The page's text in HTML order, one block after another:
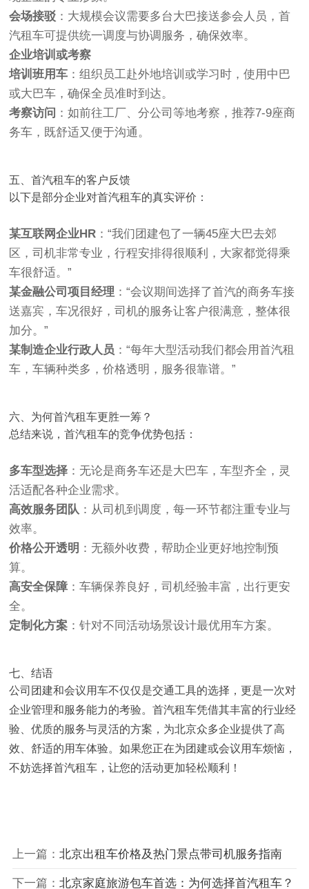
会场接驳 ：大规模会议需要多台大巴接送参会人员，首
汽租车可提供统一调度与协调服务，确保效率。
企业培训或考察
培训班用车 ：组织员工赴外地培训或学习时，使用中巴
或大巴车，确保全员准时到达。
考察访问 ：如前往工厂、分公司等地考察，推荐7-9座商
务车，既舒适又便于沟通。
五、首汽租车的客户反馈
以下是部分企业对首汽租车的真实评价：
某互联网企业HR ：“我们团建包了一辆45座大巴去郊
区，司机非常专业，行程安排得很顺利，大家都觉得乘
车很舒适。”
某金融公司项目经理 ：“会议期间选择了首汽的商务车接
送嘉宾，车况很好，司机的服务让客户很满意，整体很
加分。”
某制造企业行政人员 ：“每年大型活动我们都会用首汽租
车，车辆种类多，价格透明，服务很靠谱。”
六、为何首汽租车更胜一筹？
总结来说，首汽租车的竞争优势包括：
多车型选择 ：无论是商务车还是大巴车，车型齐全，灵
活适配各种企业需求。
高效服务团队 ：从司机到调度，每一环节都注重专业与
效率。
价格公开透明 ：无额外收费，帮助企业更好地控制预
算。
高安全保障 ：车辆保养良好，司机经验丰富，出行更安
全。
定制化方案 ：针对不同活动场景设计最优用车方案。
七、结语
公司团建和会议用车不仅仅是交通工具的选择，更是一次对
企业管理和服务能力的考验。首汽租车凭借其丰富的行业经
验、优质的服务与灵活的方案，为北京众多企业提供了高
效、舒适的用车体验。如果您正在为团建或会议用车烦恼，
不妨选择首汽租车，让您的活动更加轻松顺利！
上一篇： 北京出租车价格及热门景点带司机服务指南
下一篇： 北京家庭旅游包车首选：为何选择首汽租车？